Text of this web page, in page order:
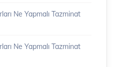
Ne Yapmalı Tazminat
Ne Yapmalı Tazminat